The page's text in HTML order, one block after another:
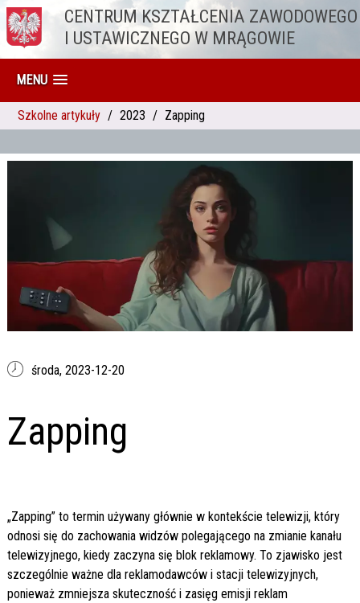
Przejdź do treściCENTRUM KSZTAŁCENIA ZAWODOWEGO
I USTAWICZNEGO W MRĄGOWIE
MENU
Szkolne artykuły 2023 Zapping
środa, 2023-12-20
Zapping
„Zapping” to termin używany głównie w kontekście telewizji, który
odnosi się do zachowania widzów polegającego na zmianie kanału
telewizyjnego, kiedy zaczyna się blok reklamowy. To zjawisko jest
szczególnie ważne dla reklamodawców i stacji telewizyjnych,
ponieważ zmniejsza skuteczność i zasięg emisji reklam